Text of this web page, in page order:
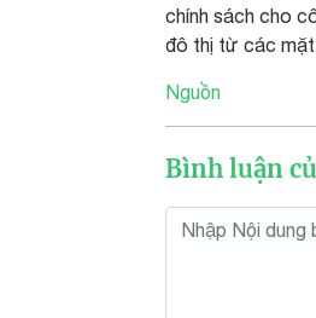
chính sách cho
đô thị từ các
Nguồn
Bình luận